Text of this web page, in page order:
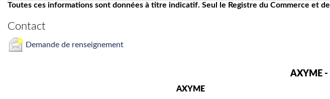
Toutes ces informations sont données à titre indicatif. Seul le Registre du Commerce et
Contact
Demande de renseignement
AXYME -
AXYME